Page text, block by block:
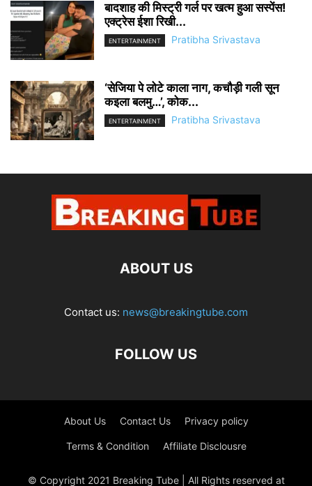
बादशाह की मिस्ट्री गर्ल पर खत्म हुआ सस्पेंस!
एक्ट्रेस ईशा रिखी...
ENTERTAINMENT Pratibha Srivastava
‘सेजिया पे लोटे काला नाग, कचौड़ी गली सून
कइला बलमु…’, कोक...
ENTERTAINMENT Pratibha Srivastava
ABOUT US
Contact us: news@breakingtube.com
FOLLOW US
About Us Contact Us Privacy policy
Terms & Condition Affiliate Disclousre
© Copyright 2021 Breaking Tube | All Rights reserved at